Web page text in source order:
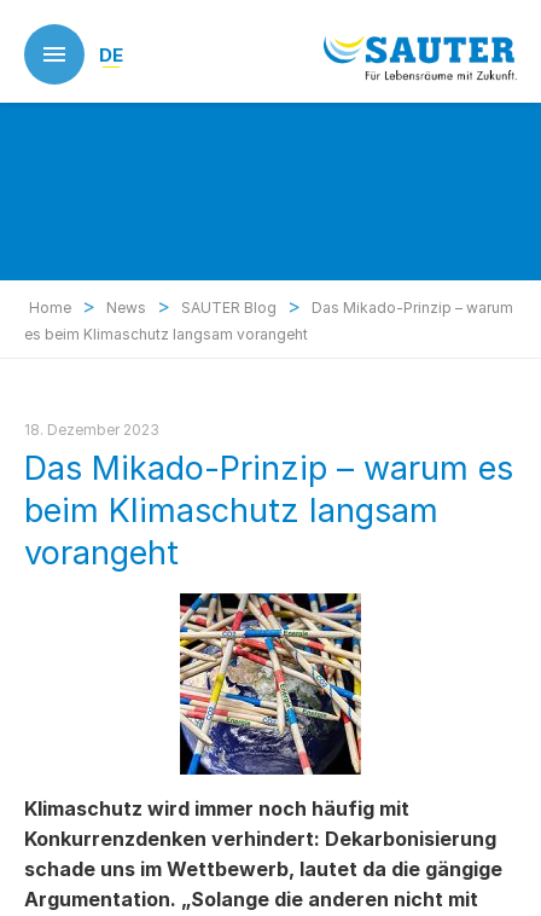
main
content
DE
Home > News > SAUTER Blog >
Das Mikado-Prinzip – warum
es beim Klimaschutz langsam vorangeht
18. Dezember 2023
Das Mikado-Prinzip – warum es
beim Klimaschutz langsam
vorangeht
Klimaschutz wird immer noch häufig mit
Konkurrenzdenken verhindert: Dekarbonisierung
schade uns im Wettbewerb, lautet da die gängige
Argumentation. „Solange die anderen nicht mit